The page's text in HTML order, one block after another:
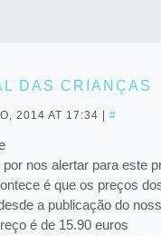
DAS CRIANÇAS
2014 AT 17:34 #
nos alertar para este
é que os preços
a publicação do
é de 15.90 euros